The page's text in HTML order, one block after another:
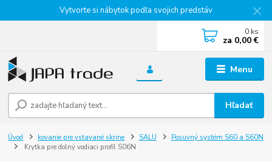
Vytvorte si nábytok podľa svojich predstáv
Menu
Hľadať
0 ks
za 0,00 €
Úvod kovanie pre vstavané skrine SALU
Posuvný systém S60 a S60N
Krytka pre dolný vodiaci profil S06N